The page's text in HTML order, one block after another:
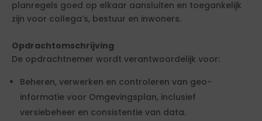
planregels goed op elkaar aansluiten en toegankelijk
zijn voor collega’s, bestuur en inwoners.
Opdrachtomschrijving
De opdrachtnemer wordt verantwoordelijk voor:
Beheren, verwerken en controleren van geo-
informatie voor Omgevingsplan, inclusief
versiebeheer en consistentie van data.